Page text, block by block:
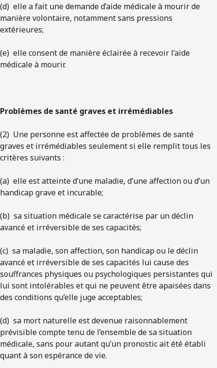
(d) elle a fait une demande d’aide médicale à mourir de
manière volontaire, notamment sans pressions
extérieures;
(e) elle consent de manière éclairée à recevoir l’aide
médicale à mourir.
Problèmes de santé graves et irrémédiables
(2) Une personne est affectée de problèmes de santé
graves et irrémédiables seulement si elle remplit tous les
critères suivants :
(a) elle est atteinte d’une maladie, d’une affection ou d’un
handicap grave et incurable;
(b) sa situation médicale se caractérise par un déclin
avancé et irréversible de ses capacités;
(c) sa maladie, son affection, son handicap ou le déclin
avancé et irréversible de ses capacités lui cause des
souffrances physiques ou psychologiques persistantes qui
lui sont intolérables et qui ne peuvent être apaisées dans
des conditions qu’elle juge acceptables;
(d) sa mort naturelle est devenue raisonnablement
prévisible compte tenu de l’ensemble de sa situation
médicale, sans pour autant qu’un pronostic ait été établi
quant à son espérance de vie.